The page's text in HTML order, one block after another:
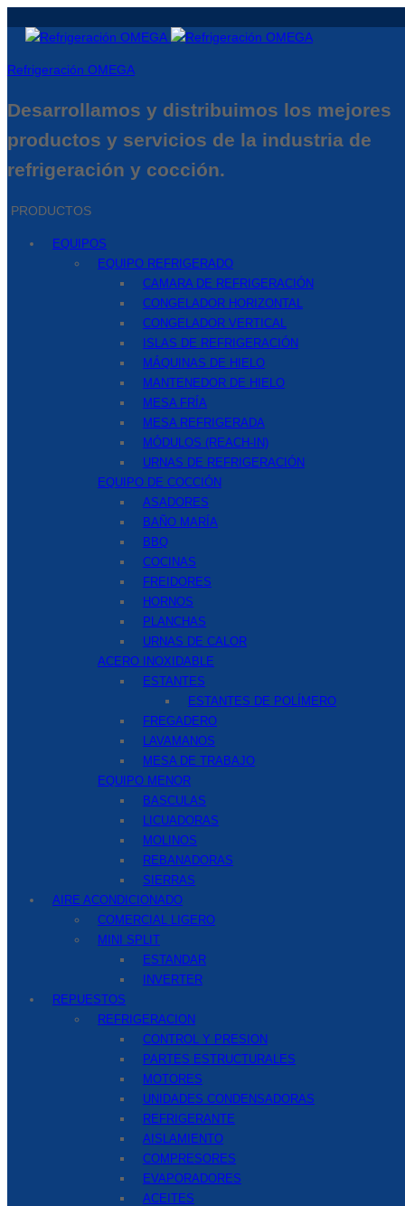
Refrigeración OMEGA
Desarrollamos y distribuimos los mejores
productos y servicios de la industria de
refrigeración y cocción.
PRODUCTOS
EQUIPOS
EQUIPO REFRIGERADO
CAMARA DE REFRIGERACIÓN
CONGELADOR HORIZONTAL
CONGELADOR VERTICAL
ISLAS DE REFRIGERACIÓN
MÁQUINAS DE HIELO
MANTENEDOR DE HIELO
MESA FRÍA
MESA REFRIGERADA
MÓDULOS (REACH-IN)
URNAS DE REFRIGERACIÓN
EQUIPO DE COCCIÓN
ASADORES
BAÑO MARÍA
BBQ
COCINAS
FREIDORES
HORNOS
PLANCHAS
URNAS DE CALOR
ACERO INOXIDABLE
ESTANTES
ESTANTES DE POLÍMERO
FREGADERO
LAVAMANOS
MESA DE TRABAJO
EQUIPO MENOR
BASCULAS
LICUADORAS
MOLINOS
REBANADORAS
SIERRAS
AIRE ACONDICIONADO
COMERCIAL LIGERO
MINI SPLIT
ESTANDAR
INVERTER
REPUESTOS
REFRIGERACION
CONTROL Y PRESION
PARTES ESTRUCTURALES
MOTORES
UNIDADES CONDENSADORAS
REFRIGERANTE
AISLAMIENTO
COMPRESORES
EVAPORADORES
ACEITES